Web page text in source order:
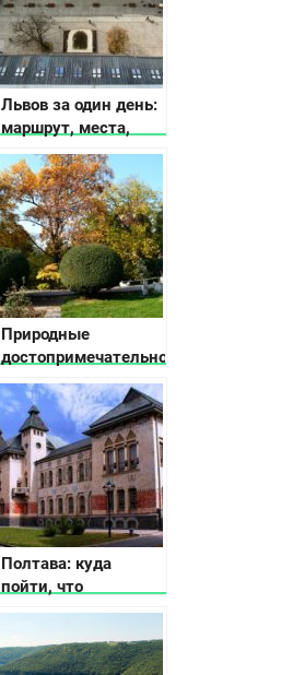
Львов за один день:
маршрут, места,
которые стоит
посетить, где поесть
и что посмотреть
Природные
достопримечательности
Украины — места, о
которых мало кто
слышал
Полтава: куда
пойти, что
посмотреть, где